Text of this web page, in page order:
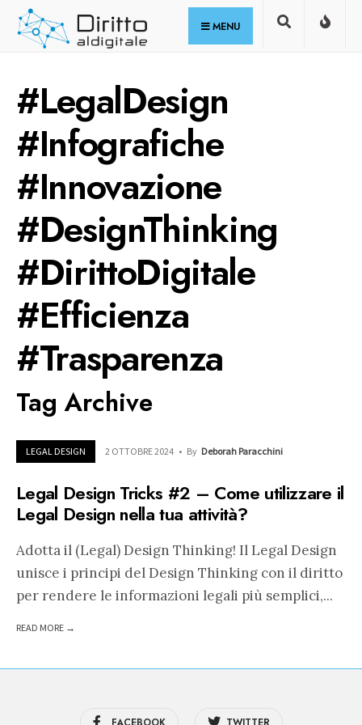
Skip
MENU
#LegalDesign
#Infografiche
#Innovazione
#DesignThinking
#DirittoDigitale
#Efficienza
#Trasparenza
Tag Archive
LEGAL DESIGN 2 OTTOBRE 2024 • By Deborah Paracchini
Legal Design Tricks #2 – Come utilizzare il
Legal Design nella tua attività?
Adotta il (Legal) Design Thinking! Il Legal Design
unisce i principi del Design Thinking con il diritto
per rendere le informazioni legali più semplici,...
READ MORE →